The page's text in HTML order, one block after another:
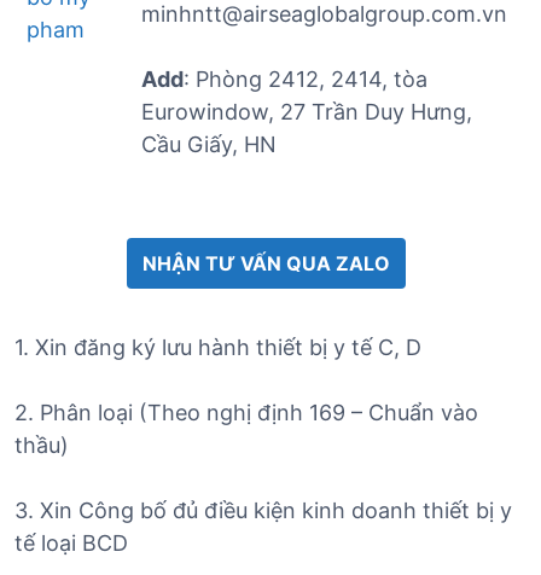
minhntt@airseaglobalgroup.com.vn
Add: Phòng 2412, 2414, tòa
Eurowindow, 27 Trần Duy Hưng,
Cầu Giấy, HN
NHẬN TƯ VẤN QUA ZALO
1. Xin đăng ký lưu hành thiết bị y tế C, D
2. Phân loại (Theo nghị định 169 – Chuẩn vào
thầu)
3. Xin Công bố đủ điều kiện kinh doanh thiết bị y
tế loại BCD